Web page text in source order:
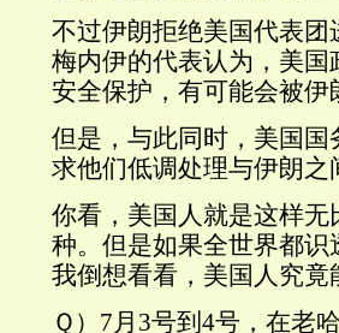
不过伊朗拒绝美国代表
梅内伊的代表认为，美
安全保护，有可能会被
但是，与此同时，美国
求他们低调处理与伊朗
你看，美国人就是这样
种。但是如果全世界都
我倒想看看，美国人究
Ｑ）7月3号到4号，在老